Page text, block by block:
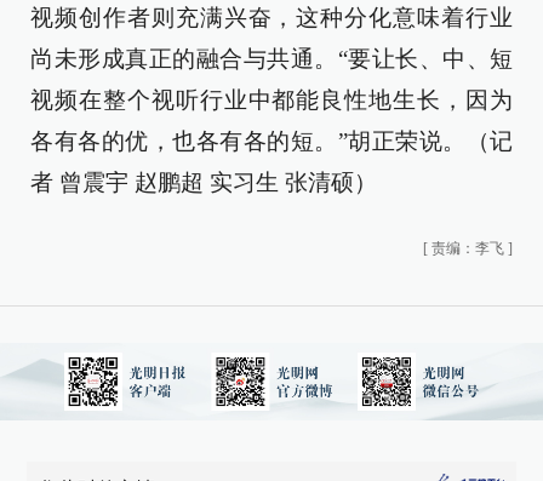
视频创作者则充满兴奋，这种分化意味着行业
尚未形成真正的融合与共通。“要让长、中、短
视频在整个视听行业中都能良性地生长，因为
各有各的优，也各有各的短。”胡正荣说。（记
者 曾震宇 赵鹏超 实习生 张清硕）
[ 责编：李飞 ]